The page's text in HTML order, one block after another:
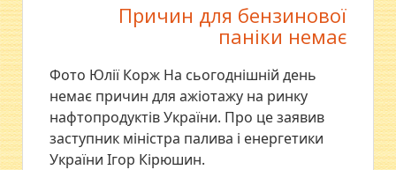
Причин для бензинової
паніки немає
Фото Юлії Корж На сьогоднішній день
немає причин для ажіотажу на ринку
нафтопродуктів України. Про це заявив
заступник міністра палива і енергетики
України Ігор Кірюшин.